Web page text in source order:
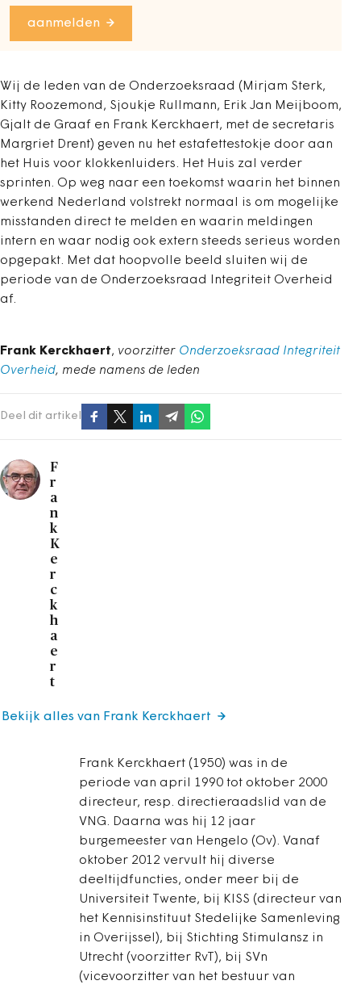
aanmelden
Wij de leden van de Onderzoeksraad (Mirjam Sterk,
Kitty Roozemond, Sjoukje Rullmann, Erik Jan Meijboom,
Gjalt de Graaf en Frank Kerckhaert, met de secretaris
Margriet Drent) geven nu het estafettestokje door aan
het Huis voor klokkenluiders. Het Huis zal verder
sprinten. Op weg naar een toekomst waarin het binnen
werkend Nederland volstrekt normaal is om mogelijke
misstanden direct te melden en waarin meldingen
intern en waar nodig ook extern steeds serieus worden
opgepakt. Met dat hoopvolle beeld sluiten wij de
periode van de Onderzoeksraad Integriteit Overheid
af.
Frank Kerckhaert, voorzitter Onderzoeksraad Integriteit
Overheid, mede namens de leden
Deel dit artikel
F
r
a
n
k
K
e
r
c
k
h
a
e
r
t
Frank Kerckhaert (1950) was in de
periode van april 1990 tot oktober 2000
directeur, resp. directieraadslid van de
VNG. Daarna was hij 12 jaar
burgemeester van Hengelo (Ov). Vanaf
oktober 2012 vervult hij diverse
deeltijdfuncties, onder meer bij de
Universiteit Twente, bij KISS (directeur van
het Kennisinstituut Stedelijke Samenleving
in Overijssel), bij Stichting Stimulansz in
Utrecht (voorzitter RvT), bij SVn
(vicevoorzitter van het bestuur van
Bekijk alles van Frank Kerckhaert